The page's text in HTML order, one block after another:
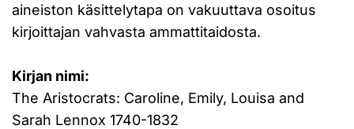
aineiston käsittelytapa on vakuuttava osoitus
kirjoittajan vahvasta ammattitaidosta.
Kirjan nimi:
The Aristocrats: Caroline, Emily, Louisa and
Sarah Lennox 1740-1832